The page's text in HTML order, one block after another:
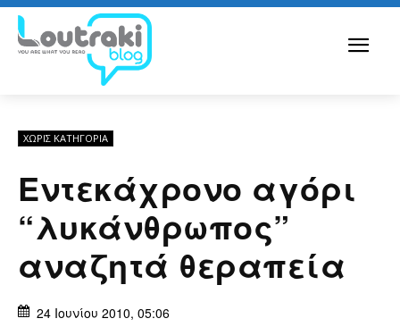
ΧΩΡΊΣ ΚΑΤΗΓΟΡΊΑ
Εντεκάχρονο αγόρι
“λυκάνθρωπος”
αναζητά θεραπεία
24 Ιουνίου 2010, 05:06